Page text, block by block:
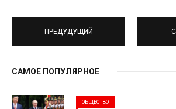
ПРЕДУДУЩИЙ
САМОЕ ПОПУЛЯРНОЕ
ОБЩЕСТВО